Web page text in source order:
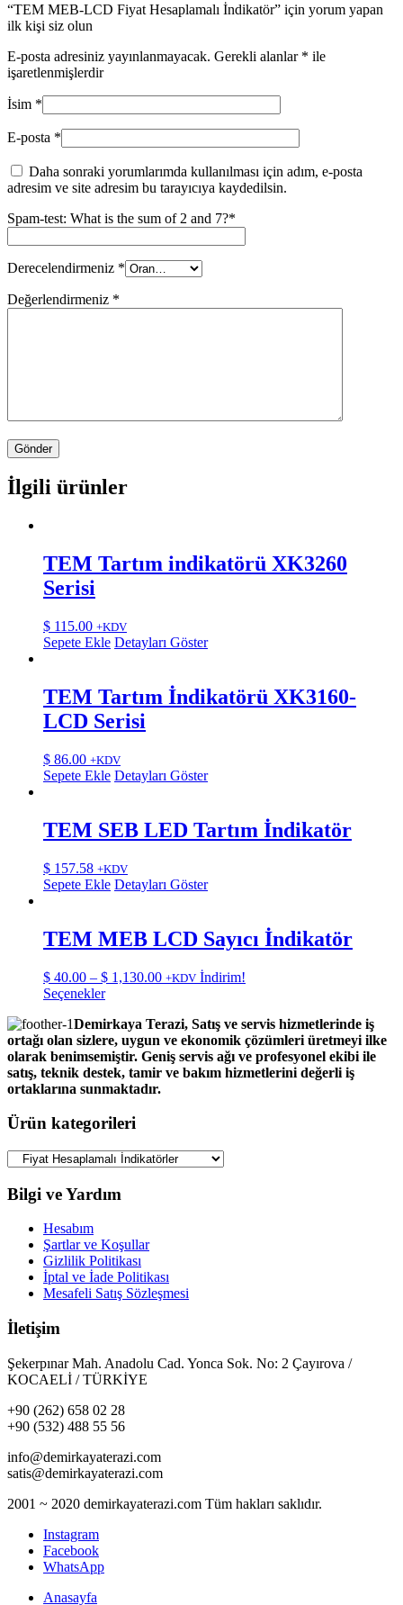
“TEM MEB-LCD Fiyat Hesaplamalı İndikatör” için yorum yapan
ilk kişi siz olun
E-posta adresiniz yayınlanmayacak. Gerekli alanlar * ile
işaretlenmişlerdir
İsim *
E-posta *
Daha sonraki yorumlarımda kullanılması için adım, e-posta
adresim ve site adresim bu tarayıcıya kaydedilsin.
Spam-test: What is the sum of 2 and 7?*
Derecelendirmeniz *
Değerlendirmeniz *
İlgili ürünler
TEM Tartım indikatörü XK3260
Serisi
$ 115.00 +KDV
Sepete Ekle Detayları Göster
TEM Tartım İndikatörü XK3160-
LCD Serisi
$ 86.00 +KDV
Sepete Ekle Detayları Göster
TEM SEB LED Tartım İndikatör
$ 157.58 +KDV
Sepete Ekle Detayları Göster
TEM MEB LCD Sayıcı İndikatör
$ 40.00 – $ 1,130.00Fiyat
-
$ 1,130.00
+KDV İndirim!
SeçeneklerBu
birden
fazla
varyasyonu
var.
Seçenekler
sayfasından
Demirkaya Terazi, Satış ve servis hizmetlerinde iş
ortağı olan sizlere, uygun ve ekonomik çözümleri üretmeyi ilke
olarak benimsemiştir. Geniş servis ağı ve profesyonel ekibi ile
satış, teknik destek, tamir ve bakım hizmetlerini değerli iş
ortaklarına sunmaktadır.
Ürün kategorileri
Bilgi ve Yardım
Hesabım
Şartlar ve Koşullar
Gizlilik Politikası
İptal ve İade Politikası
Mesafeli Satış Sözleşmesi
İletişim
Şekerpınar Mah. Anadolu Cad. Yonca Sok. No: 2 Çayırova /
KOCAELİ / TÜRKİYE
+90 (262) 658 02 28
+90 (532) 488 55 56
info@demirkayaterazi.com
satis@demirkayaterazi.com
2001 ~ 2020 demirkayaterazi.com Tüm hakları saklıdır.
Instagram
Facebook
WhatsApp
Anasayfa